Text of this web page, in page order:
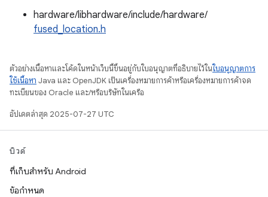
hardware/libhardware/include/hardware/
fused_location.h
ตัวอย่างเนื้อหาและโค้ดในหน้าเว็บนี้ขึ้นอยู่กับใบอนุญาตที่อธิบายไว้ในใบอนุญาตการ
ใช้เนื้อหา Java และ OpenJDK เป็นเครื่องหมายการค้าหรือเครื่องหมายการค้าจด
ทะเบียนของ Oracle และ/หรือบริษัทในเครือ
อัปเดตล่าสุด 2025-07-27 UTC
บิวด์
ที่เก็บสำหรับ Android
ข้อกำหนด